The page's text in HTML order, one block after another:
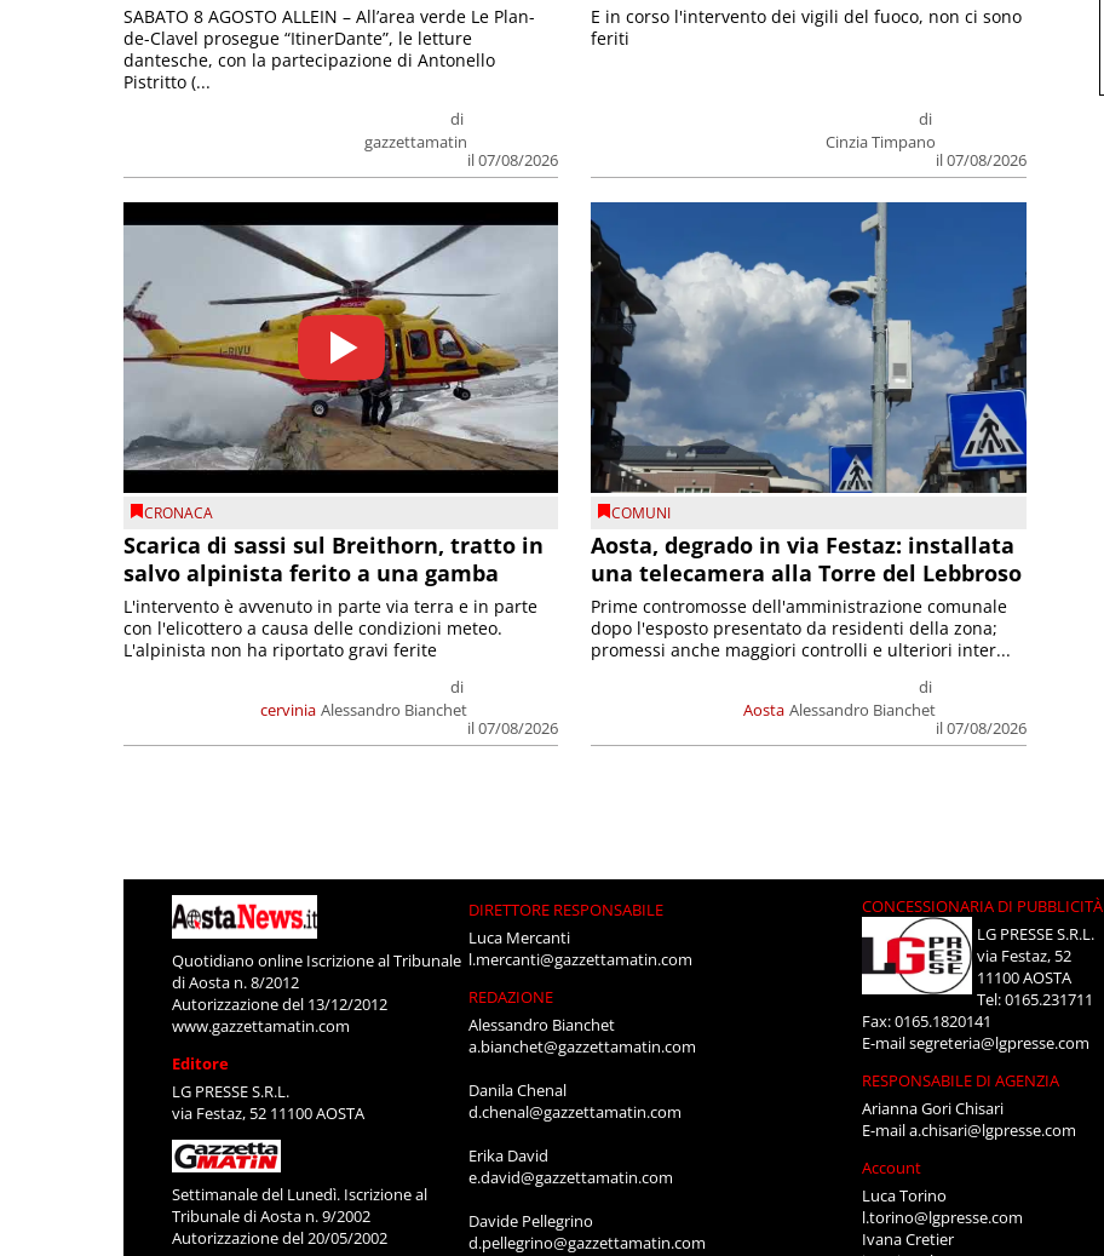
di
gazzettamatin
il 07/08/2026
SABATO 8 AGOSTO ALLEIN – All’area verde Le Plan-
de-Clavel prosegue “ItinerDante”, le letture
dantesche, con la partecipazione di Antonello
Pistritto (...
di
Cinzia Timpano
il 07/08/2026
E in corso l'intervento dei vigili del fuoco, non ci sono
feriti
CRONACA
Scarica di sassi sul Breithorn, tratto in
salvo alpinista ferito a una gamba
cervinia
di
Alessandro Bianchet
il 07/08/2026
L'intervento è avvenuto in parte via terra e in parte
con l'elicottero a causa delle condizioni meteo.
L'alpinista non ha riportato gravi ferite
COMUNI
Aosta, degrado in via Festaz: installata
una telecamera alla Torre del Lebbroso
Aosta
di
Alessandro Bianchet
il 07/08/2026
Prime contromosse dell'amministrazione comunale
dopo l'esposto presentato da residenti della zona;
promessi anche maggiori controlli e ulteriori inter...
Quotidiano online Iscrizione al Tribunale
di Aosta n. 8/2012
Autorizzazione del 13/12/2012
www.gazzettamatin.com
Editore
LG PRESSE S.R.L.
via Festaz, 52 11100 AOSTA
Settimanale del Lunedì. Iscrizione al
Tribunale di Aosta n. 9/2002
Autorizzazione del 20/05/2002
DIRETTORE RESPONSABILE
Luca Mercanti
l.mercanti@gazzettamatin.com
REDAZIONE
Alessandro Bianchet
a.bianchet@gazzettamatin.com
Danila Chenal
d.chenal@gazzettamatin.com
Erika David
e.david@gazzettamatin.com
Davide Pellegrino
d.pellegrino@gazzettamatin.com
CONCESSIONARIA DI PUBBLICITÀ
LG PRESSE S.R.L.
via Festaz, 52
11100 AOSTA
Tel: 0165.231711
Fax: 0165.1820141
E-mailsegreteria@lgpresse.com
RESPONSABILE DI AGENZIA
Arianna Gori Chisari
E-maila.chisari@lgpresse.com
Account
Luca Torino
l.torino@lgpresse.com
Ivana Cretier